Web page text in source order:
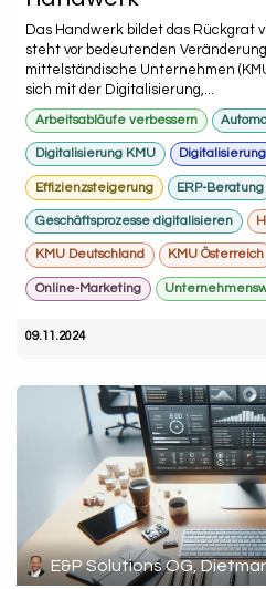
Das Handwerk bildet das Rückgrat
steht vor bedeutenden
mittelständische Unternehmen
sich mit der Digitalisierung,...
Arbeitsabläufe verbessern
Digitalisierung KMU
Effizienzsteigerung ERP-Beratung
Geschäftsprozesse digitalisieren
KMU Deutschland KMU Österreich
Online-Marketing
09.11.2024
E&P Solutions OG,